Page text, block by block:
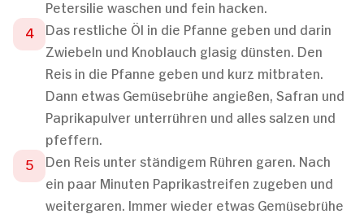
Petersilie waschen und fein hacken.
Das restliche Öl in die Pfanne geben und darin
Zwiebeln und Knoblauch glasig dünsten. Den
Reis in die Pfanne geben und kurz mitbraten.
Dann etwas Gemüsebrühe angießen, Safran und
Paprikapulver unterrühren und alles salzen und
pfeffern.
Den Reis unter ständigem Rühren garen. Nach
ein paar Minuten Paprikastreifen zugeben und
weitergaren. Immer wieder etwas Gemüsebrühe